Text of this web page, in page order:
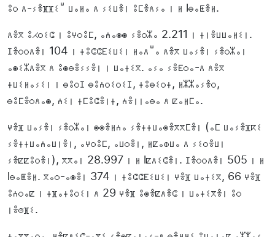
ⵓⵔ ⴷ-ⵢⴻⴼⴼⵉⵯ ⵡⴰⵍⴰ ⴷ ⵢⵉⵡⴻⵏ ⵓⵎⴻⴷⵢⴰ ⵏ ⵍ lⴱⴰⵟⴻⵍ.
ⴷⴻⴳ ⵓⵃⵔⵉⵛ ⵏ ⵓⵖⵔⵓⵎ, ⴰⵄⴰⵙⵙ ⵢⴻⵔⵣⴰ 2.211 ⵏ ⵜⵏⴻⵡⵡⴰⵍⵉⵏ.
ⵊⴻⵔⵔⴷⴻⵏ 104 ⵏ ⵜⵓⵛⵛⴹⵉⵡⵉⵏ ⵍⴰⴷⵯⴰ ⴷⴻⴳ ⵡⴰⵢⴻⵏ ⵢⴻⵔⵣⴰⵏ
ⴰⵙⵉⵣⴷⴻⴳ ⴷ ⵓⵙⴱⴻⵢⵢⴻⵏ ⵏ ⵡⴰⵜⵉⴳ. ⴰⵢⴰ ⵢⴻⴹⵔⴰ-ⴷ ⴷⴻⴳ
ⵜⵡⵉⵍⴰⵢⵉⵏ ⵏ ⴱⵓⵔⵊ ⴱⵓⵄⵔⵉⵔⵉⵊ, ⵜⵓⴱⵉⵔⵜ, ⵍⵣⵣⴰⵢⴻⵔ,
ⴱⵓⵎⴻⵔⴷⴰⵙ, ⵄⵉⵏ ⵜⵎⵓⵛⴻⵏⵜ, ⵄⴻⵏⵏⴰⴱⴰ ⴷ ⵇⴰⵍⵎⴰ.
ⵖⴻⴼ ⵡⴰⵢⴻⵏ ⵢⴻⵔⵣⴰⵏ ⵙⵙⴻⵍⵄⴰ ⵢⴻⵜⵜⵡⴰⵙⴻⴳⴳⵎⴻⵏ (ⴰⵎ ⵡⴰⵢⴻⴼⴽⵉ
ⵢⴻⵜⵜⵡⴰⵄⴰⵡⵏⴻⵏ, ⴰⵖⵔⵓⵎ, ⴰⵡⵔⴻⵏ, ⵍⵇⴰⵀⵡⴰ ⴷ ⵢⵉⵔⴻⵡⵏ
ⵢⴻⵇⵇⵓⵔⴻⵏ), ⴳⴳⴰⵏ 28.997 ⵏ ⵍ lⵇⴷⵉⵛⴻⵏ. ⵊⴻⵔⵔⴷⴻⵏ 505 ⵏ ⵍ
lⴱⴰⵟⴻⵍ. ⴳⴰⵔ-ⴰⵙⴻⵏ 374 ⵏ ⵜⵓⵛⵛⴹⵉⵡⵉⵏ ⵖⴻⴼ ⵡⴰⵜⵉⴳ, 66 ⵖⴻⴼ
ⵓⵄⵔⴰⵇ ⵏ ⵜⴼⴰⵜⵓⵔⵉⵏ ⴷ 29 ⵖⴻⴼ ⵓⵙⴻⵇⴷⴻⵛ ⵏ ⵡⴰⵜⵉⴳⴻⵏ ⵓⵔ
ⵏⴻⵚⴼⵉ.